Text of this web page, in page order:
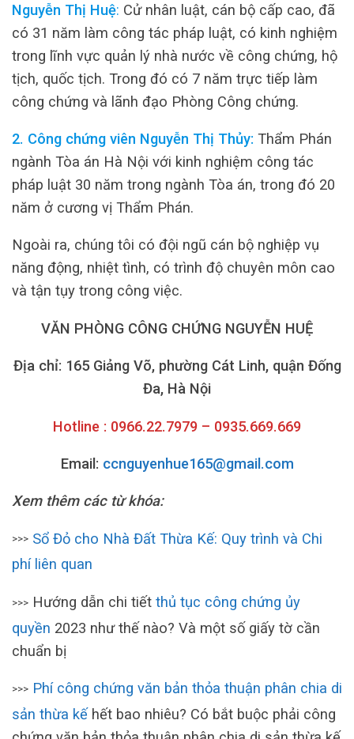
Nguyễn Thị Huệ: Cử nhân luật, cán bộ cấp cao, đã
có 31 năm làm công tác pháp luật, có kinh nghiệm
trong lĩnh vực quản lý nhà nước về công chứng, hộ
tịch, quốc tịch. Trong đó có 7 năm trực tiếp làm
công chứng và lãnh đạo Phòng Công chứng.
2. Công chứng viên Nguyễn Thị Thủy: Thẩm Phán
ngành Tòa án Hà Nội với kinh nghiệm công tác
pháp luật 30 năm trong ngành Tòa án, trong đó 20
năm ở cương vị Thẩm Phán.
Ngoài ra, chúng tôi có đội ngũ cán bộ nghiệp vụ
năng động, nhiệt tình, có trình độ chuyên môn cao
và tận tụy trong công việc.
VĂN PHÒNG CÔNG CHỨNG NGUYỄN HUỆ
Địa chỉ: 165 Giảng Võ, phường Cát Linh, quận Đống
Đa, Hà Nội
Hotline : 0966.22.7979 – 0935.669.669
Email: ccnguyenhue165@gmail.com
Xem thêm các từ khóa:
>>> Sổ Đỏ cho Nhà Đất Thừa Kế: Quy trình và Chi
phí liên quan
>>> Hướng dẫn chi tiết thủ tục công chứng ủy
quyền 2023 như thế nào? Và một số giấy tờ cần
chuẩn bị
>>> Phí công chứng văn bản thỏa thuận phân chia di
sản thừa kếhết bao nhiêu? Có bắt buộc phải công